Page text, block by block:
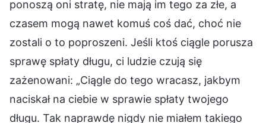
ponoszą oni stratę, nie mają im tego za złe, a
czasem mogą nawet komuś coś dać, choć nie
zostali o to poproszeni. Jeśli ktoś ciągle porusza
sprawę spłaty długu, ci ludzie czują się
zażenowani: „Ciągle do tego wracasz, jakbym
naciskał na ciebie w sprawie spłaty twojego
długu. Tak naprawdę nigdy nie miałem takiego